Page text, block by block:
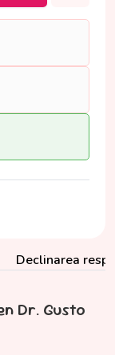
Declinarea
Dr. Gusto